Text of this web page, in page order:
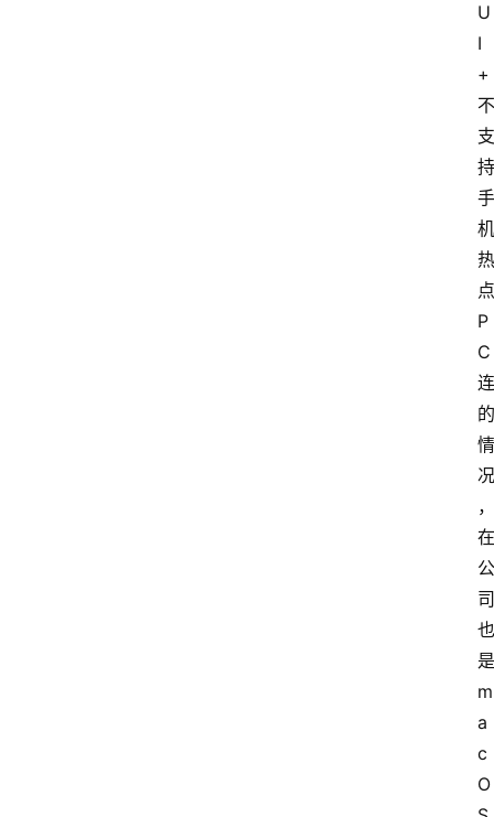
U
I
+
不
支
持
手
机
热
点
P
C
连
的
情
况
，
在
公
司
也
是
m
a
c
O